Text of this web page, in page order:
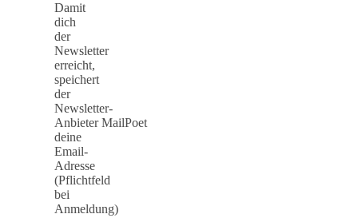
Damit
dich
der
Newsletter
erreicht,
speichert
der
Newsletter-
Anbieter MailPoet
deine
Email-
Adresse
(Pflichtfeld
bei
Anmeldung)